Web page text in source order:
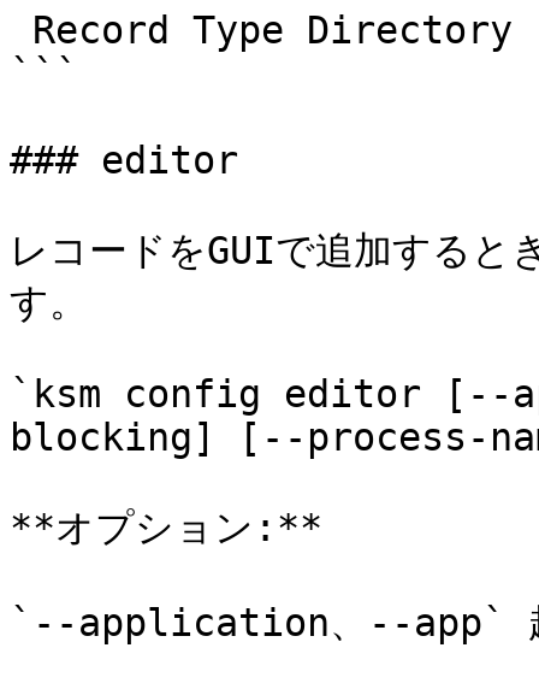
```
### editor
レコードをGUIで追加すると
す。
`ksm config editor [--
blocking] [--process-
**オプション:**
`--application、--app` 起